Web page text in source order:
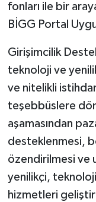
fonları ile bir
BİGG Portal
Girişimcilik
teknoloji ve
ve nitelikli
teşebbüslere
aşamasından
desteklenmesi,
özendirilmesi ve
yenilikçi,
hizmetleri